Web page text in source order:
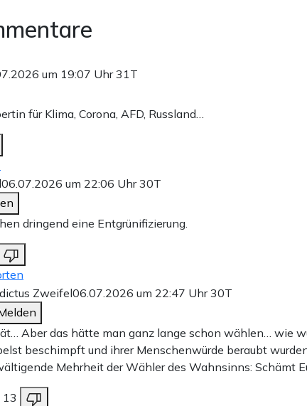
um 19:07 Uhr31T
für Klima, Corona, AFD, Russland…
06.07.2026 um 22:06 Uhr30T
dringend eine Entgrünifizierung.
Zweifel06.07.2026 um 22:47 Uhr30T
Aber das hätte man ganz lange schon wählen… wie
beschimpft und ihrer Menschenwürde beraubt
Mehrheit der Wähler des Wahnsinns: Schämt
13